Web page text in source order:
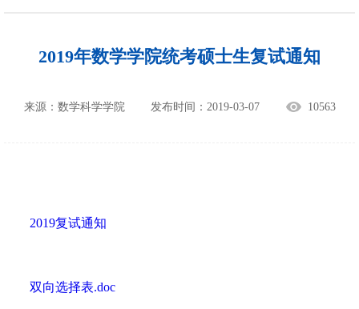
2019年数学学院统考硕士生复试通知
来源：数学科学学院 发布时间：2019-03-07 10563
2019复试通知
双向选择表.doc